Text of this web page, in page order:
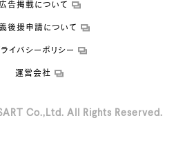
告掲載について
後援申請について
イバシーポリシー
運営会社
Co.,Ltd. All Rights Reserved.